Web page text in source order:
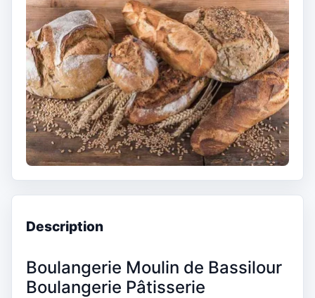
Description
Boulangerie Moulin de Bassilour
Boulangerie Pâtisserie